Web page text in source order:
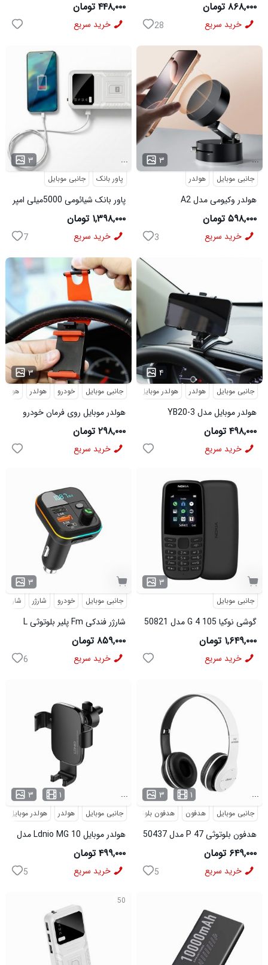
۴۴۸,۰۰۰ تومان
خرید سریع
۸۶۸,۰۰۰ تومان
خرید سریع 28
۳ ...
پاور بانک جانبی موبایل
پاور بانک شیائومی 5000میلی امپر
واقعی
۱,۳۹۸,۰۰۰ تومان
خرید سریع 7
۳ ...
جانبی موبایل هولدر
هولدر وکیومی مدل A2
۵۹۸,۰۰۰ تومان
خرید سریع 3
۳ ...
جانبی موبایل خودرو هولدر هولدر
هولدر موبایل روی فرمان خودرو
مدل 2587
۲۹۸,۰۰۰ تومان
خرید سریع
۴ ...
جانبی موبایل هولدر هولدر موبایل
هولدر موبایل مدل YB20-3
۴۹۸,۰۰۰ تومان
خرید سریع
۳
جانبی موبایل خودرو شارژر شارژر
شارژر فندکی Fm پلیر بلوتوثی L
05 مدل 50820
۸۵۹,۰۰۰ تومان
خرید سریع 6
۳
جانبی موبایل
گوشی نوکیا 105 4 G مدل 50821
۱,۶۴۹,۰۰۰ تومان
خرید سریع
۳ ۱ ...
جانبی موبایل هولدر هولدر موبایل
هولدر موبایل Ldnio MG 10 مدل
50436
۴۹۹,۰۰۰ تومان
خرید سریع 5
۳ ۱ ...
جانبی موبایل هدفون هدفون بلوتوثی
هدفون بلوتوثی P 47 مدل 50437
۶۴۹,۰۰۰ تومان
خرید سریع 5
50